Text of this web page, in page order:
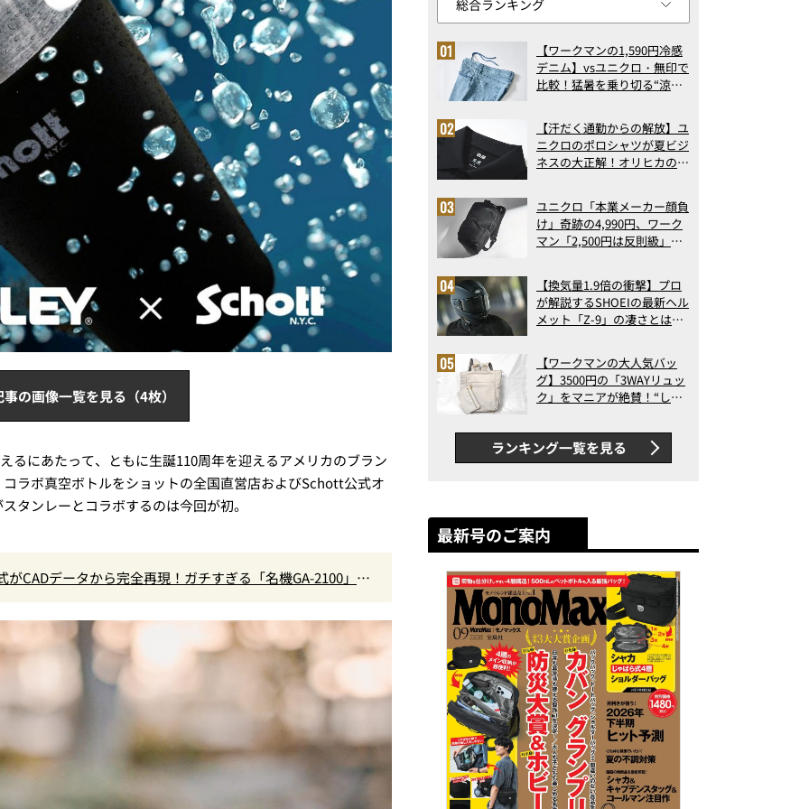
の画像一覧を見る（4枚）
るにあたって、ともに生誕110周年を迎えるアメリカのブラン
ラボ真空ボトルをショットの全国直営店およびSchott公式オ
タンレーとコラボするのは今回が初。
CADデータから完全再現！ガチすぎる「名機GA-2100」ア
【ワークマンの1,590円冷感
デニム】vsユニクロ・無印で
比較！猛暑を乗り切る“涼感
で決定版
【汗だく通勤からの解放】ユ
ニクロのポロシャツが夏ビジ
ネスの大正解！オリヒカの透
アの実力
ユニクロ「本業メーカー顔負
け」奇跡の4,990円、ワーク
マン「2,500円は反則級」凄
ト3】（2026年6月版）
【換気量1.9倍の衝撃】プロ
が解説するSHOEIの最新ヘル
メット「Z-9」の凄さとは？
ス【ワークマンの大人気バッ
グ】3500円の「3WAYリュッ
ク」をマニアが絶賛！“しご
判以上に優秀だった
ランキング一覧を見る
最新号のご案内